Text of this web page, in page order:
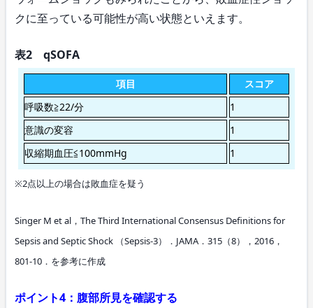
クに至っている可能性が高い状態といえます。
表2 qSOFA
項目
スコア
呼吸数≧22/分
1
意識の変容
1
収縮期血圧≦100mmHg
1
※2点以上の場合は敗血症を疑う
Singer M et al，The Third International Consensus Definitions for
Sepsis and Septic Shock （Sepsis-3）．JAMA．315（8），2016，
801-10．を参考に作成
ポイント4：腹部所見を確認する